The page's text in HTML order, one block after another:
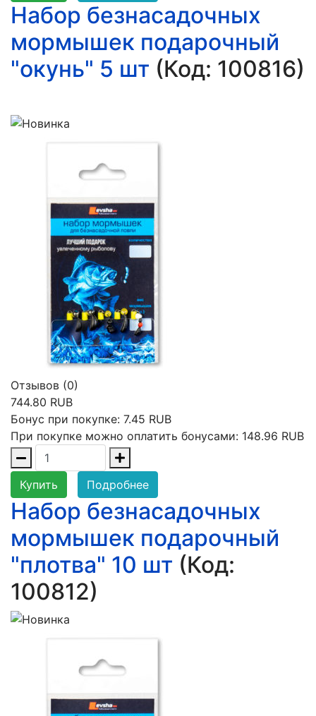
Набор безнасадочных
мормышек подарочный
"окунь" 5 шт (Код: 100816)
Отзывов (0)
744.80 RUB
Бонус при покупке: 7.45 RUB
При покупке можно оплатить бонусами: 148.96 RUB
Купить Подробнее
Набор безнасадочных
мормышек подарочный
"плотва" 10 шт (Код:
100812)